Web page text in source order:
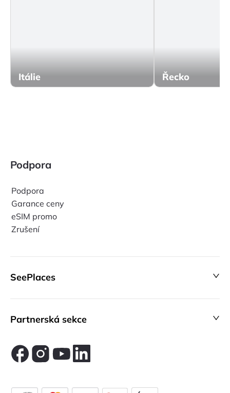
Itálie Řecko
Podpora
Podpora
Garance ceny
eSIM promo
Zrušení
SeePlaces
Partnerská sekce